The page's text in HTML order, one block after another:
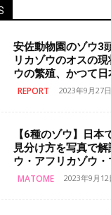
安佐動物園のゾウ3
リカゾウのオスの
ウの繁殖、かつて日
REPORT 2023年9月27日
【6種のゾウ】日本
見分け方を写真で
ウ・アフリカゾウ・
MATOME 2023年9月12